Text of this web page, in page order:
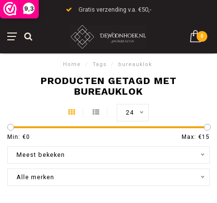
9,3 Gratis verzending v.a. €50,-
0
Home / Tags / bureauklok
PRODUCTEN GETAGD MET
BUREAUKLOK
24
Min: €0 Max: €15
Meest bekeken
Alle merken